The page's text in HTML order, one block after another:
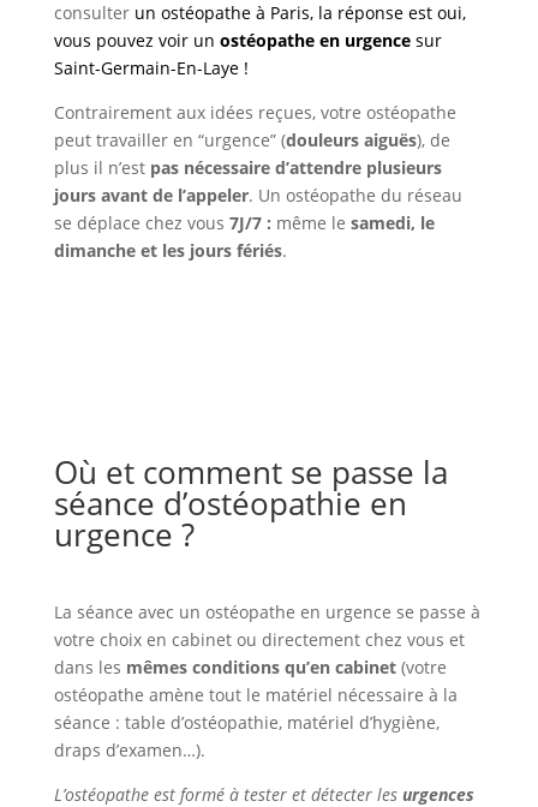
consulter un ostéopathe à Paris, la réponse est oui,
vous pouvez voir un ostéopathe en urgence sur
Saint-Germain-En-Laye !
Contrairement aux idées reçues, votre ostéopathe
peut travailler en “urgence” (douleurs aiguës), de
plus il n’est pas nécessaire d’attendre plusieurs
jours avant de l’appeler. Un ostéopathe du réseau
se déplace chez vous 7J/7 : même le samedi, le
dimanche et les jours fériés.
Où et comment se passe la
séance d’ostéopathie en
urgence ?
La séance avec un ostéopathe en urgence se passe à
votre choix en cabinet ou directement chez vous et
dans les mêmes conditions qu’en cabinet (votre
ostéopathe amène tout le matériel nécessaire à la
séance : table d’ostéopathie, matériel d’hygiène,
draps d’examen…).
L’ostéopathe est formé à tester et détecter les urgences